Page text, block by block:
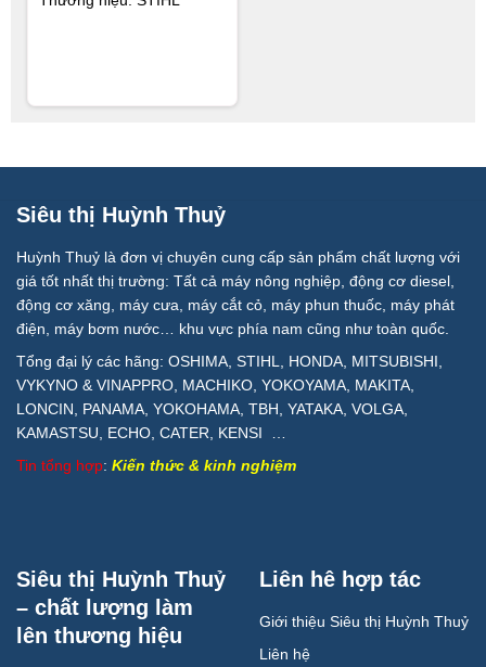
Siêu thị Huỳnh Thuỷ
Huỳnh Thuỷ là đơn vị chuyên cung cấp sản phẩm chất lượng với
giá tốt nhất thị trường: Tất cả máy nông nghiệp, động cơ diesel,
động cơ xăng, máy cưa, máy cắt cỏ, máy phun thuốc, máy phát
điện, máy bơm nước… khu vực phía nam cũng như toàn quốc.
Tổng đại lý các hãng: OSHIMA, STIHL, HONDA, MITSUBISHI,
VYKYNO & VINAPPRO, MACHIKO, YOKOYAMA, MAKITA,
LONCIN, PANAMA, YOKOHAMA, TBH, YATAKA, VOLGA,
KAMASTSU, ECHO, CATER, KENSI …
Tin tổng hợp: Kiến thức & kinh nghiệm
Siêu thị Huỳnh Thuỷ
– chất lượng làm
lên thương hiệu
Liên hê hợp tác
Giới thiệu Siêu thị Huỳnh Thuỷ
Liên hệ